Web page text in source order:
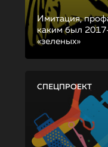
Имитация,
каким был
«зеленых»
СПЕЦПРОЕКТ